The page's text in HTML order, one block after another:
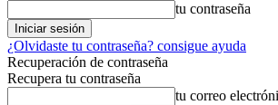
tu contraseña
¿Olvidaste tu contraseña? consigue ayuda
Recuperación de contraseña
Recupera tu contraseña
tu correo